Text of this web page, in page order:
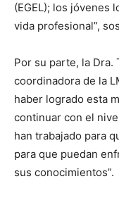
(EGEL); los jóvenes
vida profesional”,
Por su parte, la Dra.
coordinadora de la
haber logrado esta
continuar con el
han trabajado para
para que puedan
sus conocimientos”.